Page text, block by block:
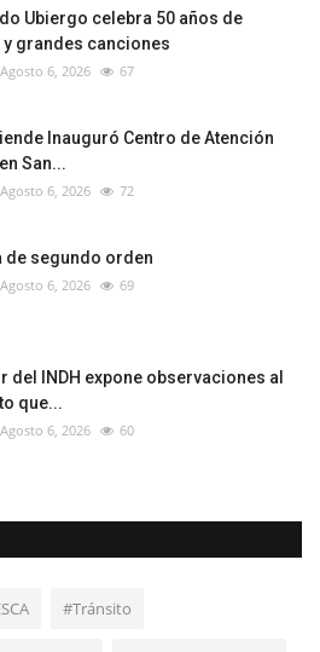
Ubiergo celebra 50 años de
y grandes canciones
Agosto 6, 2026 67
Inauguró Centro de Atención
San...
Agosto 6, 2026 72
de segundo orden
Agosto 6, 2026 69
del INDH expone observaciones al
que...
Agosto 6, 2026 60
#Tránsito